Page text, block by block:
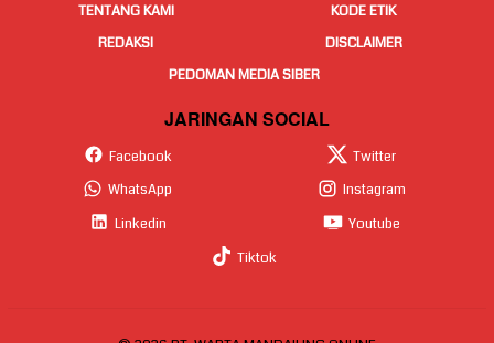
TENTANG KAMI
KODE ETIK
REDAKSI
DISCLAIMER
PEDOMAN MEDIA SIBER
JARINGAN SOCIAL
Facebook
Twitter
WhatsApp
Instagram
Linkedin
Youtube
Tiktok